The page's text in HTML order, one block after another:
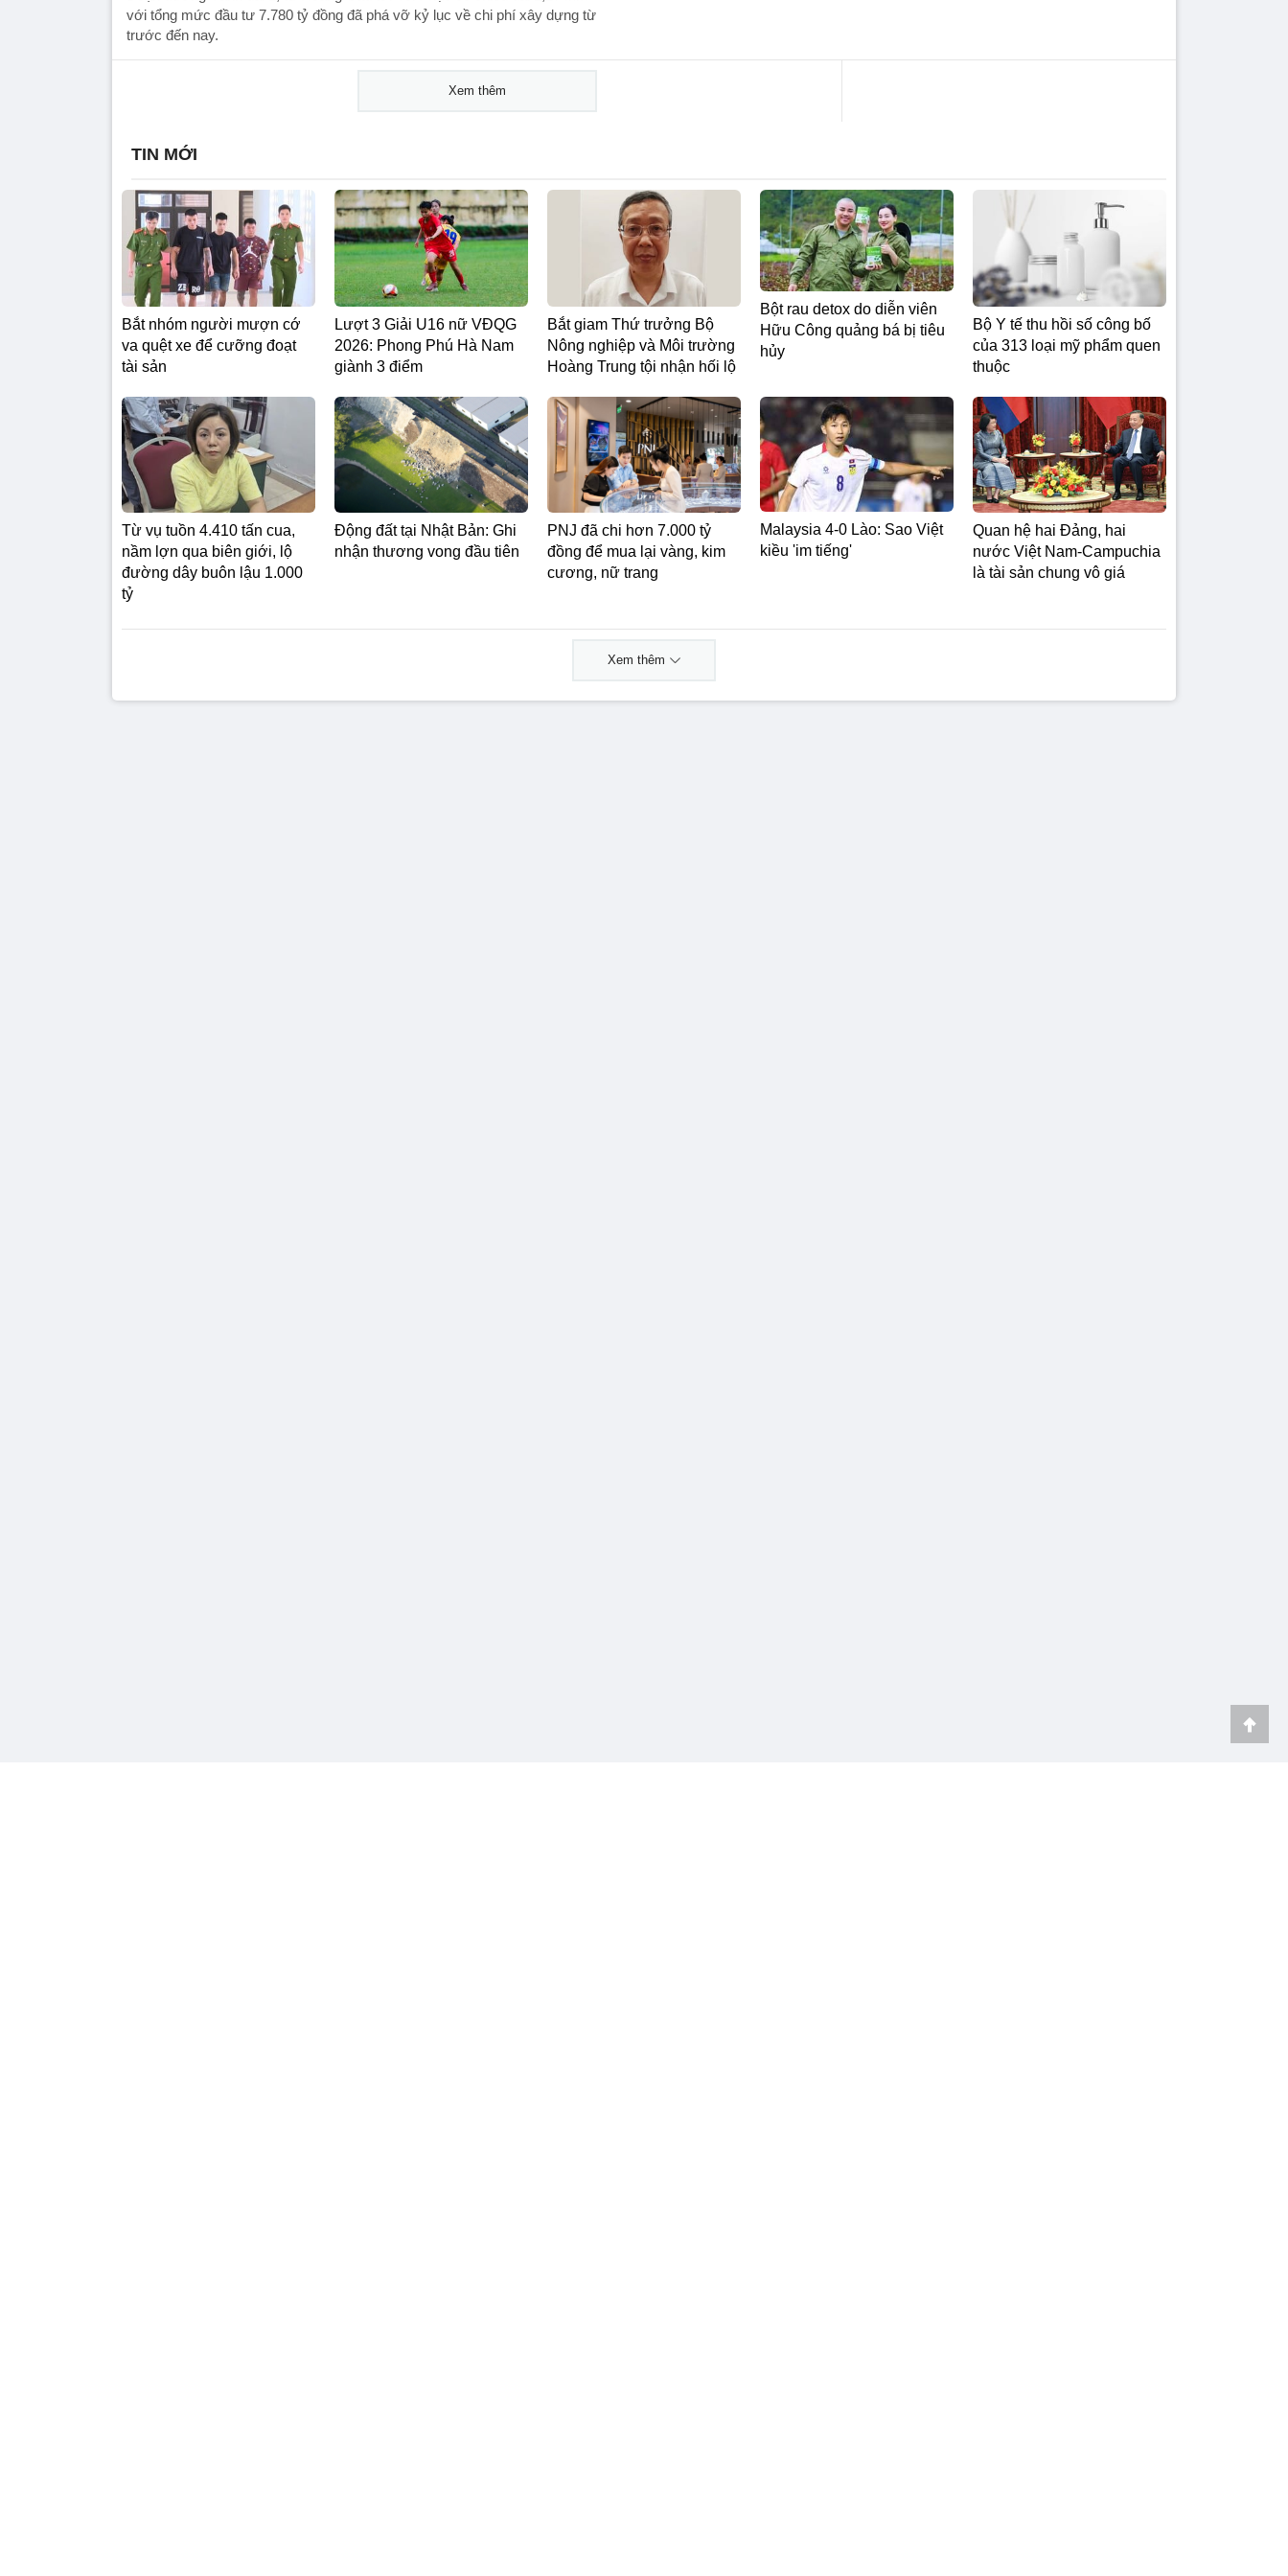
với tổng mức đầu tư 7.780 tỷ đồng đã phá vỡ kỷ lục về chi phí xây dựng từ
trước đến nay.
Xem thêm
TIN MỚI
Bắt nhóm người mượn cớ
va quệt xe để cưỡng đoạt
tài sản
Lượt 3 Giải U16 nữ VĐQG
2026: Phong Phú Hà Nam
giành 3 điểm
Bắt giam Thứ trưởng Bộ
Nông nghiệp và Môi trường
Hoàng Trung tội nhận hối lộ
Bột rau detox do diễn viên
Hữu Công quảng bá bị tiêu
hủy
Bộ Y tế thu hồi số công bố
của 313 loại mỹ phẩm quen
thuộc
Từ vụ tuồn 4.410 tấn cua,
nầm lợn qua biên giới, lộ
đường dây buôn lậu 1.000
tỷ
Động đất tại Nhật Bản: Ghi
nhận thương vong đầu tiên
PNJ đã chi hơn 7.000 tỷ
đồng để mua lại vàng, kim
cương, nữ trang
Malaysia 4-0 Lào: Sao Việt
kiều 'im tiếng'
Quan hệ hai Đảng, hai
nước Việt Nam-Campuchia
là tài sản chung vô giá ​
Xem thêm